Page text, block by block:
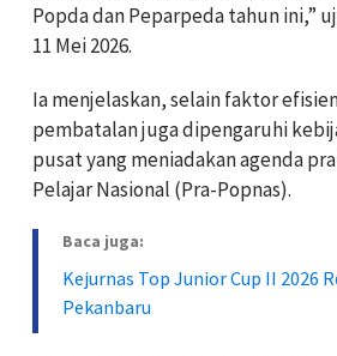
Popda dan Peparpeda tahun ini,”
11 Mei 2026.
Ia menjelaskan, selain faktor
pembatalan juga dipengaruhi
pusat yang meniadakan agenda
Pelajar Nasional (Pra-Popnas).
Baca juga:
Kejurnas Top Junior Cup II 2026
Pekanbaru